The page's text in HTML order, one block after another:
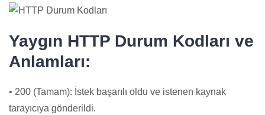
Yaygın HTTP Durum Kodları ve
Anlamları:
• 200 (Tamam): İstek başarılı oldu ve istenen kaynak
tarayıcıya gönderildi.